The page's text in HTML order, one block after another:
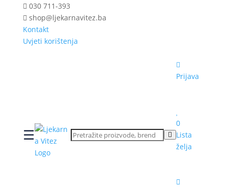
030 711-393
shop@ljekarnavitez.ba
Kontakt
Uvjeti korištenja
☰
Prijava
0
Lista
želja